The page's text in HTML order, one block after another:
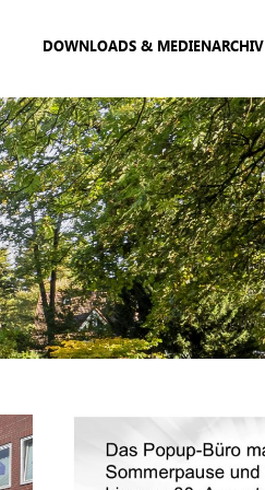
DOWNLOADS & MEDIENARCHIV